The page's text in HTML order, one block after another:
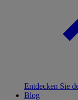
Entdecken Sie
Blog